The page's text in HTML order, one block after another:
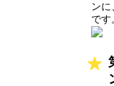
ン
です